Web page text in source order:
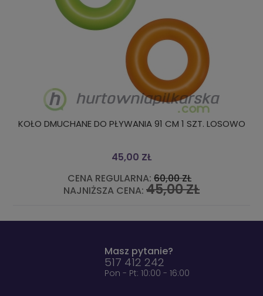
KOŁO DMUCHANE DO PŁYWANIA 91 CM 1 SZT. LOSOWO
45,00 ZŁ
CENA REGULARNA: 60,00 ZŁ
NAJNIŻSZA CENA: 45,00 ZŁ
Masz pytanie?
517 412 242
Pon - Pt: 10:00 - 16:00